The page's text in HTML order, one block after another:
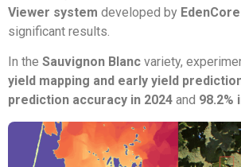
Viewer system developed by EdenCore
significant results.
In the Sauvignon Blanc variety,
yield mapping and early yield
prediction accuracy in 2024 and 98.2%